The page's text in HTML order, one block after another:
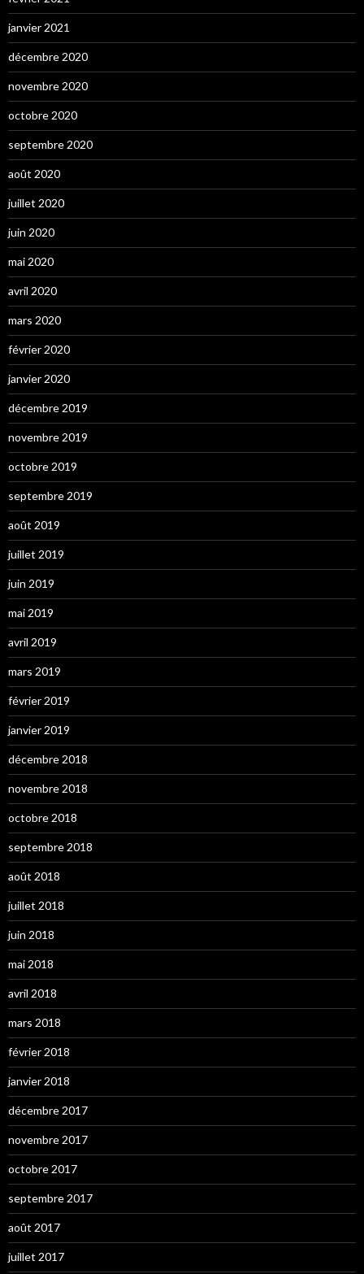
janvier 2021
décembre 2020
novembre 2020
octobre 2020
septembre 2020
août 2020
juillet 2020
juin 2020
mai 2020
avril 2020
mars 2020
février 2020
janvier 2020
décembre 2019
novembre 2019
octobre 2019
septembre 2019
août 2019
juillet 2019
juin 2019
mai 2019
avril 2019
mars 2019
février 2019
janvier 2019
décembre 2018
novembre 2018
octobre 2018
septembre 2018
août 2018
juillet 2018
juin 2018
mai 2018
avril 2018
mars 2018
février 2018
janvier 2018
décembre 2017
novembre 2017
octobre 2017
septembre 2017
août 2017
juillet 2017